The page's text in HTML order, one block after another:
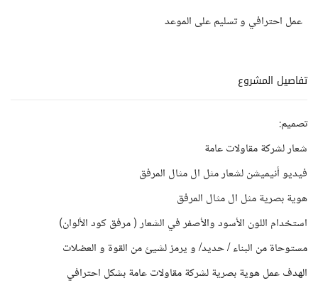
عمل احترافي و تسليم على الموعد
تفاصيل المشروع
تصميم:
شعار لشركة مقاولات عامة
فيديو أنيميشن لشعار مثل ال مثال المرفق
هوية بصرية مثل ال مثال المرفق
استخدام اللون الأسود والأصفر في الشعار ( مرفق كود الألوان)
مستوحاة من البناء / حديد/ و يرمز لشيئ من القوة و العضلات
الهدف عمل هوية بصرية لشركة مقاولات عامة بشكل احترافي